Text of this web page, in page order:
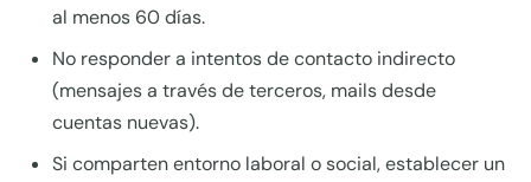
al menos 60 días.
No responder a intentos de contacto indirecto
(mensajes a través de terceros, mails desde
cuentas nuevas).
Si comparten entorno laboral o social, establecer un